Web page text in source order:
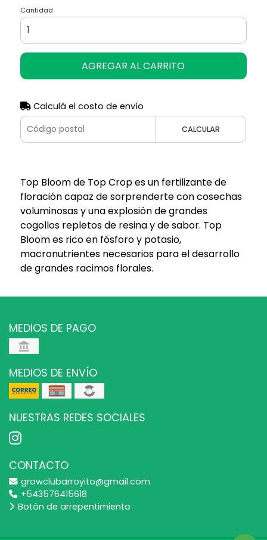
Cantidad
AGREGAR AL CARRITO
Calculá el costo de envío
CALCULAR
Top Bloom de Top Crop es un fertilizante de
floración capaz de sorprenderte con cosechas
voluminosas y una explosión de grandes
cogollos repletos de resina y de sabor. Top
Bloom es rico en fósforo y potasio,
macronutrientes necesarios para el desarrollo
de grandes racimos florales.
MEDIOS DE PAGO
MEDIOS DE ENVÍO
NUESTRAS REDES SOCIALES
CONTACTO
growclubarroyito@gmail.com
+543576415618
Botón de arrepentimiento